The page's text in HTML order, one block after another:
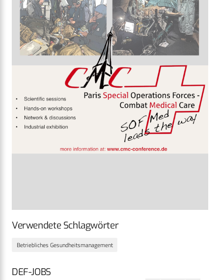
Verwendete Schlagwörter
Betriebliches Gesundheitsmanagement
DEF-JOBS